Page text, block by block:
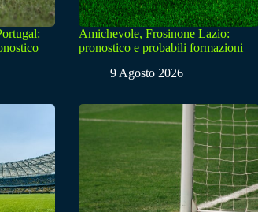
Amichevole, Frosinone Lazio:
pronostico e probabili formazioni
9 Agosto 2026